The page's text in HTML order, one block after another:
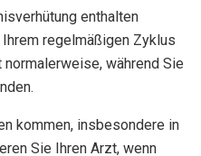
enthalten
Ihrem regelmäßigen Zyklus
während Sie
kommen, insbesondere in
Sie Ihren Arzt, wenn